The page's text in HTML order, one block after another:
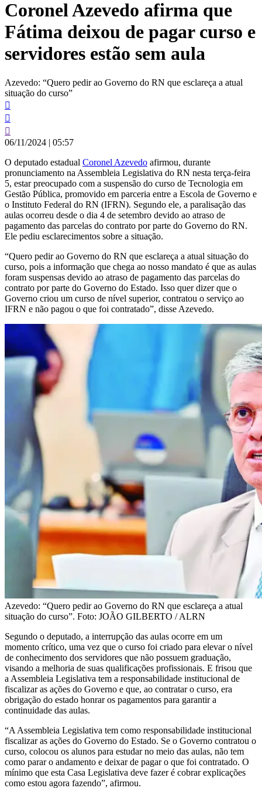
conteúdo
Coronel Azevedo afirma que
Fátima deixou de pagar curso e
servidores estão sem aula
Azevedo: “Quero pedir ao Governo do RN que esclareça a atual
situação do curso”
06/11/2024 | 05:57
O deputado estadual Coronel Azevedo afirmou, durante
pronunciamento na Assembleia Legislativa do RN nesta terça-feira
5, estar preocupado com a suspensão do curso de Tecnologia em
Gestão Pública, promovido em parceria entre a Escola de Governo e
o Instituto Federal do RN (IFRN). Segundo ele, a paralisação das
aulas ocorreu desde o dia 4 de setembro devido ao atraso de
pagamento das parcelas do contrato por parte do Governo do RN.
Ele pediu esclarecimentos sobre a situação.
“Quero pedir ao Governo do RN que esclareça a atual situação do
curso, pois a informação que chega ao nosso mandato é que as aulas
foram suspensas devido ao atraso de pagamento das parcelas do
contrato por parte do Governo do Estado. Isso quer dizer que o
Governo criou um curso de nível superior, contratou o serviço ao
IFRN e não pagou o que foi contratado”, disse Azevedo.
Azevedo: “Quero pedir ao Governo do RN que esclareça a atual
situação do curso”. Foto: JOÃO GILBERTO / ALRN
Segundo o deputado, a interrupção das aulas ocorre em um
momento crítico, uma vez que o curso foi criado para elevar o nível
de conhecimento dos servidores que não possuem graduação,
visando a melhoria de suas qualificações profissionais. E frisou que
a Assembleia Legislativa tem a responsabilidade institucional de
fiscalizar as ações do Governo e que, ao contratar o curso, era
obrigação do estado honrar os pagamentos para garantir a
continuidade das aulas.
“A Assembleia Legislativa tem como responsabilidade institucional
fiscalizar as ações do Governo do Estado. Se o Governo contratou o
curso, colocou os alunos para estudar no meio das aulas, não tem
como parar o andamento e deixar de pagar o que foi contratado. O
mínimo que esta Casa Legislativa deve fazer é cobrar explicações
como estou agora fazendo”, afirmou.